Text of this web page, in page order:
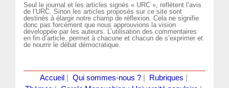
Seul le journal et les articles signés « URC », reflètent l’avis
de l’URC. Sinon les articles proposés sur ce site sont
destinés à élargir notre champ de réflexion. Cela ne signifie
donc pas forcément que nous approuvions la vision
développée par les auteurs. L’utilisation des commentaires
en fin d’article, permet à chacune et chacun de s’exprimer et
de nourrir le débat démocratique.
Accueil Qui sommes-nous ?| Rubriques